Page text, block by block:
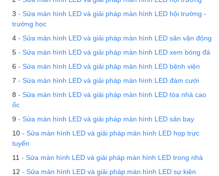
- Sửa màn hình LED và giải pháp màn hình LED hội trường -
trường học
- Sửa màn hình LED và giải pháp màn hình LED sân vận động
- Sửa màn hình LED và giải pháp màn hình LED xem bóng đá
- Sửa màn hình LED và giải pháp màn hình LED bệnh viện
- Sửa màn hình LED và giải pháp màn hình LED đám cưới
- Sửa màn hình LED và giải pháp màn hình LED tòa nhà cao
ốc
- Sửa màn hình LED và giải pháp màn hình LED sân bay
- Sửa màn hình LED và giải pháp màn hình LED họp trực
tuyến
- Sửa màn hình LED và giải pháp màn hình LED trong nhà
- Sửa màn hình LED và giải pháp màn hình LED sự kiện